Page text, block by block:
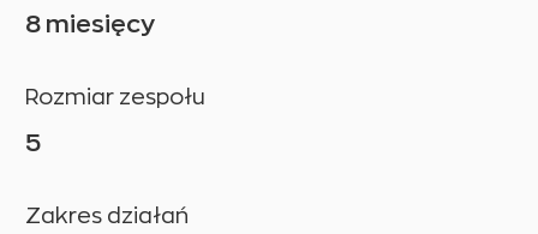
8 miesięcy
Rozmiar zespołu
5
Zakres działań